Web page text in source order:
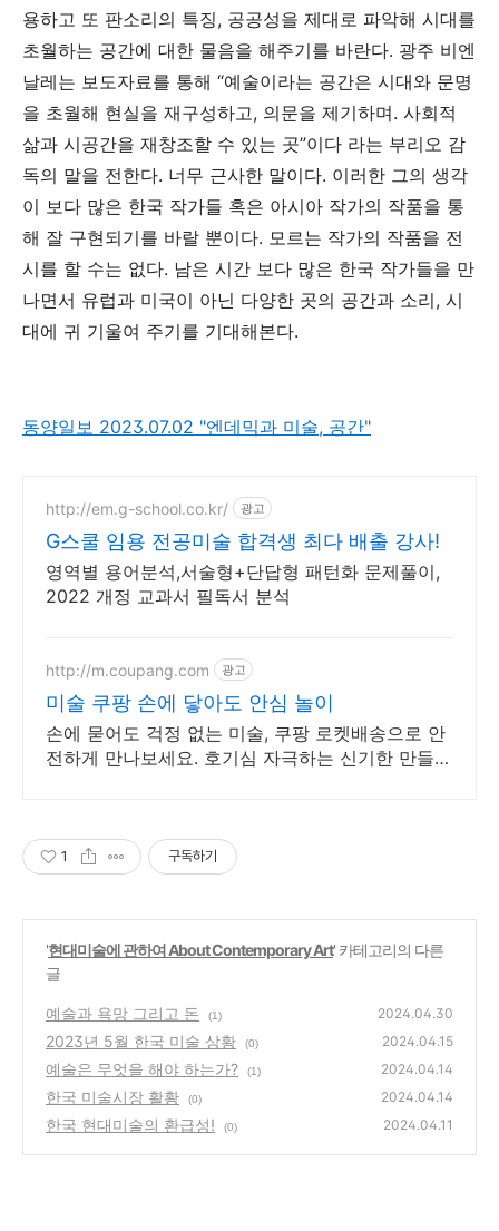
용하고 또 판소리의 특징, 공공성을 제대로 파악해 시대를
초월하는 공간에 대한 물음을 해주기를 바란다. 광주 비엔
날레는 보도자료를 통해 “예술이라는 공간은 시대와 문명
을 초월해 현실을 재구성하고, 의문을 제기하며. 사회적
삶과 시공간을 재창조할 수 있는 곳”이다 라는 부리오 감
독의 말을 전한다. 너무 근사한 말이다. 이러한 그의 생각
이 보다 많은 한국 작가들 혹은 아시아 작가의 작품을 통
해 잘 구현되기를 바랄 뿐이다. 모르는 작가의 작품을 전
시를 할 수는 없다. 남은 시간 보다 많은 한국 작가들을 만
나면서 유럽과 미국이 아닌 다양한 곳의 공간과 소리, 시
대에 귀 기울여 주기를 기대해본다.
동양일보 2023.07.02 "엔데믹과 미술, 공간"
http://em.g-school.co.kr/ 광고
G스쿨 임용 전공미술 합격생 최다 배출 강사!
영역별 용어분석,서술형+단답형 패턴화 문제풀이,
2022 개정 교과서 필독서 분석
http://m.coupang.com 광고
미술 쿠팡 손에 닿아도 안심 놀이
손에 묻어도 걱정 없는 미술, 쿠팡 로켓배송으로 안
전하게 만나보세요. 호기심 자극하는 신기한 만들기
1 구독하기
'현대미술에 관하여 About Contemporary Art' 카테고리의 다른
글
예술과 욕망 그리고 돈 (1) 2024.04.30
2023년 5월 한국 미술 상황 (0) 2024.04.15
예술은 무엇을 해야 하는가? (1) 2024.04.14
한국 미술시장 활황 (0) 2024.04.14
한국 현대미술의 환급성! (0) 2024.04.11